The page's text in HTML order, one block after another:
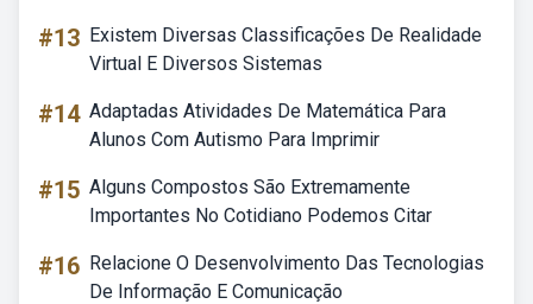
#13 Existem Diversas Classificações De Realidade
Virtual E Diversos Sistemas
#14 Adaptadas Atividades De Matemática Para
Alunos Com Autismo Para Imprimir
#15 Alguns Compostos São Extremamente
Importantes No Cotidiano Podemos Citar
#16 Relacione O Desenvolvimento Das Tecnologias
De Informação E Comunicação